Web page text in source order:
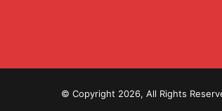
© Copyright 2026, All Rights